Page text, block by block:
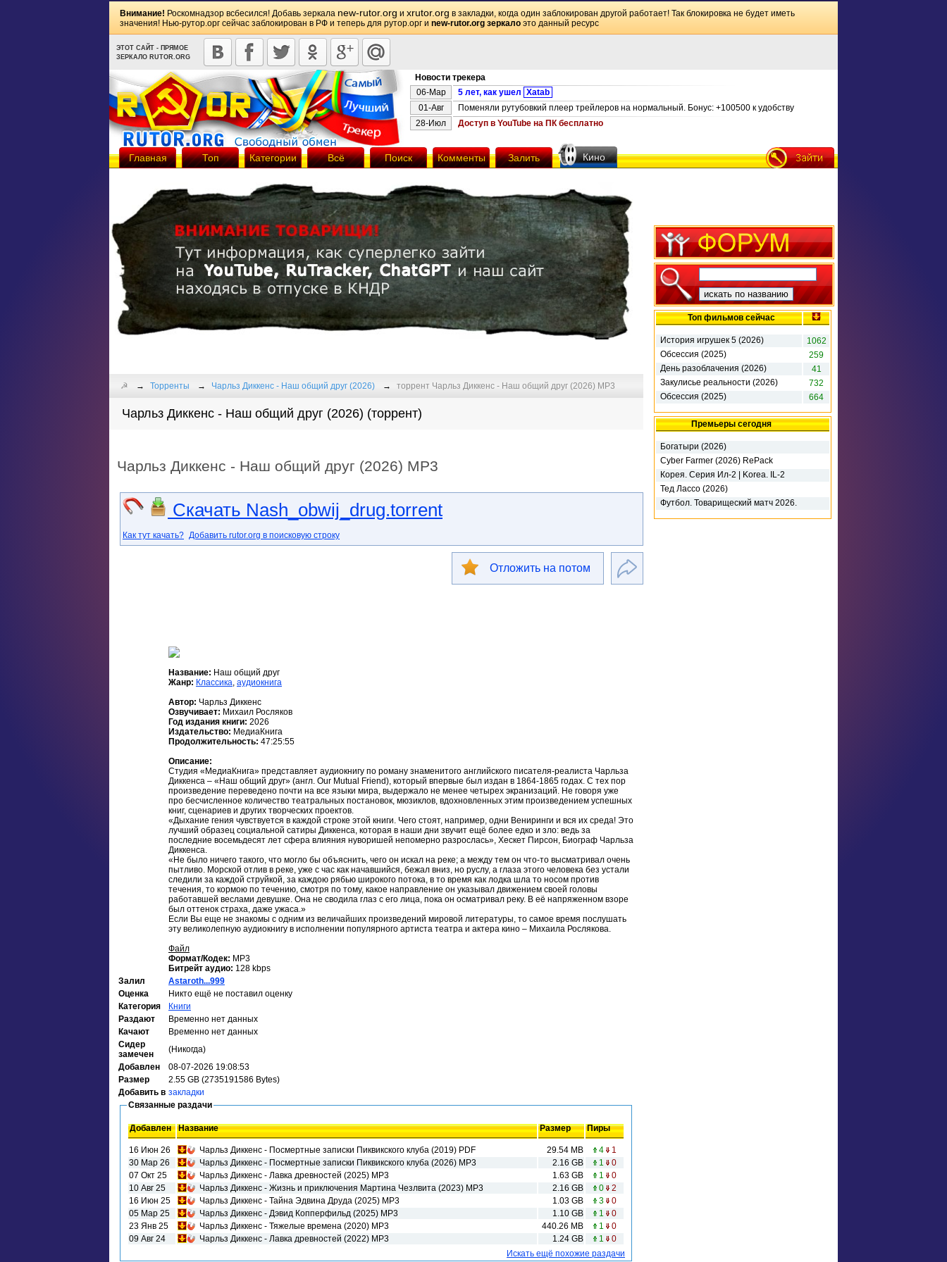
Внимание! Роскомнадзор всбесился! Добавь зеркала new-rutor.org и xrutor.org в закладки, когда один заблокирован другой работает! Так блокировка не будет иметь
значения! Нью-рутор.орг сейчас заблокирован в РФ и теперь для рутор.орг и new-rutor.org зеркало это данный ресурс
ЭТОТ САЙТ - ПРЯМОЕ
ЗЕРКАЛО RUTOR.ORG
Новости трекера
06-Мар
5 лет, как ушел Xatab
01-Авг
Поменяли рутубовкий плеер трейлеров на нормальный. Бонус: +100500 к удобству
28-Июл
Доступ в YouTube на ПК бесплатно
Главная Топ Категории Всё Поиск Комменты Залить Кино
☭ Торренты Чарльз Диккенс - Наш общий друг (2026) торрент Чарльз Диккенс - Наш общий друг (2026) MP3
Чарльз Диккенс - Наш общий друг (2026) (торрент)
Чарльз Диккенс - Наш общий друг (2026) MP3
Скачать Nash_obwij_drug.torrent
Как тут качать? Добавить rutor.org в поисковую строку
Отложить на потом
Название: Наш общий друг
Жанр: Классика, аудиокнига
Автор: Чарльз Диккенс
Озвучивает: Михаил Росляков
Год издания книги: 2026
Издательство: МедиаКнига
Продолжительность: 47:25:55
Описание:
Студия «МедиаКнига» представляет аудиокнигу по роману знаменитого английского писателя-реалиста Чарльза
Диккенса – «Наш общий друг» (англ. Our Mutual Friend), который впервые был издан в 1864-1865 годах. С тех пор
произведение переведено почти на все языки мира, выдержало не менее четырех экранизаций. Не говоря уже
про бесчисленное количество театральных постановок, мюзиклов, вдохновленных этим произведением успешных
книг, сценариев и других творческих проектов.
«Дыхание гения чувствуется в каждой строке этой книги. Чего стоят, например, одни Вениринги и вся их среда! Это
лучший образец социальной сатиры Диккенса, которая в наши дни звучит ещё более едко и зло: ведь за
последние восемьдесят лет сфера влияния нуворишей непомерно разрослась», Хескет Пирсон, Биограф Чарльза
Диккенса.
«Не было ничего такого, что могло бы объяснить, чего он искал на реке; а между тем он что-то высматривал очень
пытливо. Морской отлив в реке, уже с час как начавшийся, бежал вниз, но руслу, а глаза этого человека без устали
следили за каждой струйкой, за каждою рябью широкого потока, в то время как лодка шла то носом против
течения, то кормою по течению, смотря по тому, какое направление он указывал движением своей головы
работавшей веслами девушке. Она не сводила глаз с его лица, пока он осматривал реку. В её напряженном взоре
был оттенок страха, даже ужаса.»
Если Вы еще не знакомы с одним из величайших произведений мировой литературы, то самое время послушать
эту великолепную аудиокнигу в исполнении популярного артиста театра и актера кино – Михаила Рослякова.
Файл
Формат/Кодек: MP3
Битрейт аудио: 128 kbps
Залил
Astaroth...999
Оценка
Никто ещё не поставил оценку
Категория
Книги
Раздают
Временно нет данных
Качают
Временно нет данных
Сидер
замечен
(Никогда)
Добавлен
08-07-2026 19:08:53
Размер
2.55 GB (2735191586 Bytes)
Добавить в закладки
Связанные раздачи
Добавлен Название Размер Пиры
16 Июн 26 Чарльз Диккенс - Посмертные записки Пиквикского клуба (2019) PDF 29.54 MB 4 1
30 Мар 26
Чарльз Диккенс - Посмертные записки Пиквикского клуба (2026) МР3 2.16 GB 1
0
07 Окт 25
Чарльз Диккенс - Лавка древностей (2025) MP3 1.63 GB 1
0
10 Авг 25
Чарльз Диккенс - Жизнь и приключения Мартина Чезлвита (2023) МР3 2.16 GB 0 2
16 Июн 25
Чарльз Диккенс - Тайна Эдвина Друда (2025) МР3 1.03 GB 3 0
05 Мар 25
Чарльз Диккенс - Дэвид Копперфильд (2025) МР3 1.10 GB 1
0
23 Янв 25
Чарльз Диккенс - Тяжелые времена (2020) MP3 440.26 MB 1
0
09 Авг 24
Чарльз Диккенс - Лавка древностей (2022) MP3 1.24 GB 1
0
Искать ещё похожие раздачи
Топ фильмов сейчас
История игрушек 5 (2026)
1062
Обсессия (2025)
259
День разоблачения (2026)
41
Закулисье реальности (2026)
732
Обсессия (2025)
664
Премьеры сегодня
Богатыри (2026)
Cyber Farmer (2026) RePack
Корея. Серия Ил-2 | Korea. IL-2
Series - Deluxe Edition (2026)
Тед Лассо (2026)
Футбол. Товарищеский матч 2026.